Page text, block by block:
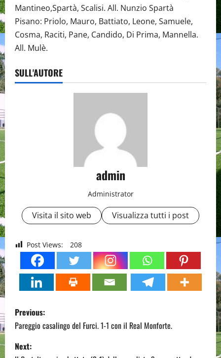
Mantineo,Spartà, Scalisi. All. Nunzio Spartà
Pisano: Priolo, Mauro, Battiato, Leone, Samuele,
Cosma, Raciti, Pane, Candido, Di Prima, Mannella.
All. Mulè.
SULL'AUTORE
admin
Administrator
Visita il sito web Visualizza tutti i post
Post Views: 208
P
o
s
Previous:
Pareggio casalingo del Furci. 1-1 con il Real Monforte.
Next: